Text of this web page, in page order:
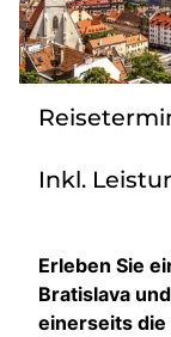
Über bus
Sie befinden
Heimatland
Inkl.
Erleben Sie
Bratislava
einerseits die